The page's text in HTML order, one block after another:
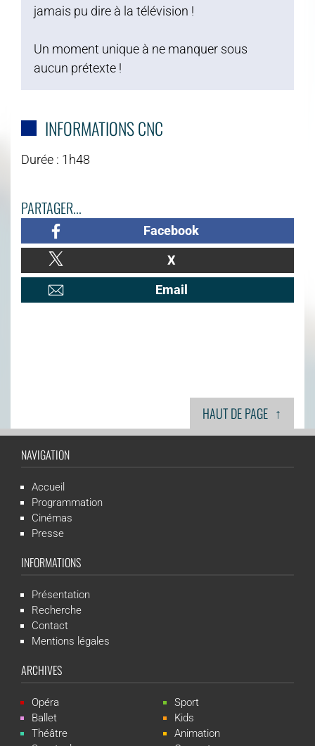
jamais pu dire à la télévision !
Un moment unique à ne manquer sous
aucun prétexte !
INFORMATIONS CNC
Durée : 1h48
PARTAGER...
Facebook
X
Email
HAUT DE PAGE ↑
NAVIGATION
Accueil
Programmation
Cinémas
Presse
INFORMATIONS
Présentation
Recherche
Contact
Mentions légales
ARCHIVES
Opéra
Ballet
Théâtre
Sport
Kids
Animation